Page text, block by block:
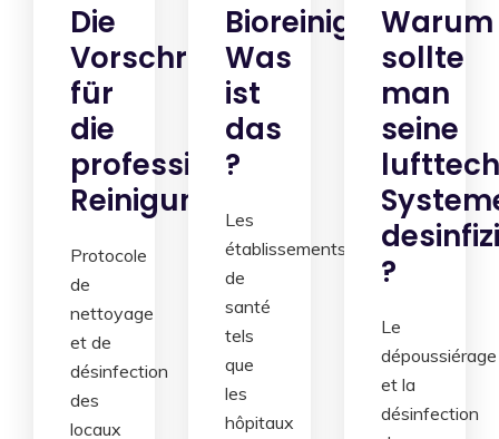
Die
Vorschriften
für
die
professionelle
Reinigung
Protocole
de
nettoyage
et de
désinfection
des
locaux
Bioreinigung
Was
ist
das
?
Les
établissements
de
santé
tels
que
les
hôpitaux
Warum
sollte
man
seine
?
Le
dépoussiérage
et la
désinfection